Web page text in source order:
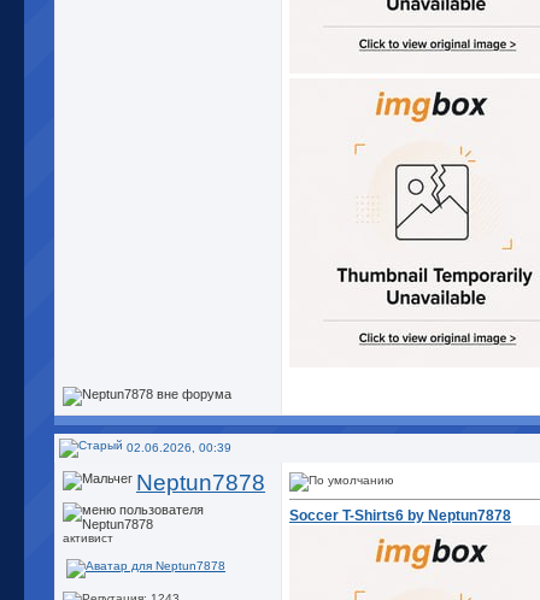
02.06.2026, 00:39
Neptun7878
активист
Soccer T-Shirts6 by Neptun7878